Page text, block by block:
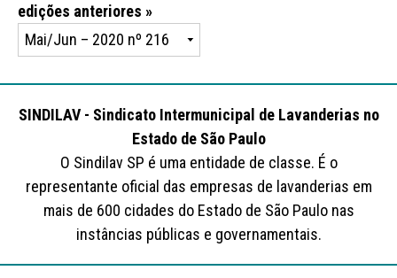
edições anteriores »
SINDILAV - Sindicato Intermunicipal de Lavanderias no
Estado de São Paulo
O Sindilav SP é uma entidade de classe. É o
representante oficial das empresas de lavanderias em
mais de 600 cidades do Estado de São Paulo nas
instâncias públicas e governamentais.